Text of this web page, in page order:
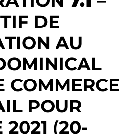
DE
AU
COMMERCE
POUR
2021 (20-